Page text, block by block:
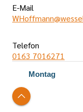
E-Mail
Telefon
0163 7016271
Montag